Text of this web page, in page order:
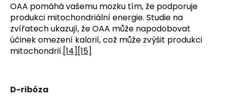
OAA pomáhá vašemu mozku tím, že podporuje
produkci mitochondriální energie. Studie na
zvířatech ukazují, že OAA může napodobovat
účinek omezení kalorií, což může zvýšit produkci
mitochondrií.[14] [15]
D-ribóza